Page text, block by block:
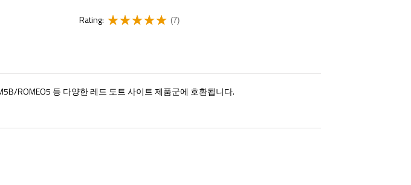
Rating: (7)
ROMEO5 등 다양한 레드 도트 사이트 제품군에 호환됩니다.